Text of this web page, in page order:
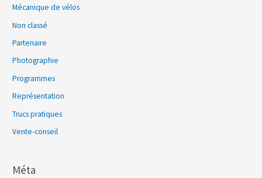
Mécanique de vélos
Non classé
Partenaire
Photographie
Programmes
Représentation
Trucs pratiques
Vente-conseil
Méta